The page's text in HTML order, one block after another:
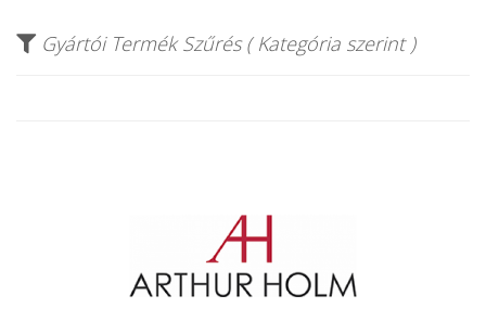
Gyártói Termék Szűrés ( Kategória szerint )